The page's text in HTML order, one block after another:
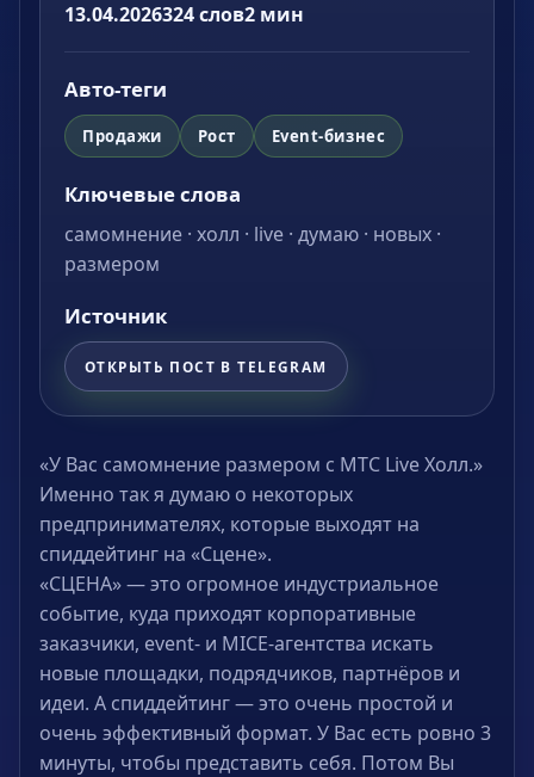
13.04.2026324слов2 мин
Авто-теги
Продажи Рост Event-бизнес
Ключевые слова
самомнение · холл · live · думаю · новых ·
размером
Источник
ОТКРЫТЬ ПОСТ В TELEGRAM
«У Вас самомнение размером с МТС Live Холл.»
Именно так я думаю о некоторых
предпринимателях, которые выходят на
спиддейтинг на «Сцене».
«СЦЕНА» — это огромное индустриальное
событие, куда приходят корпоративные
заказчики, event- и MICE-агентства искать
новые площадки, подрядчиков, партнёров и
идеи. А спиддейтинг — это очень простой и
очень эффективный формат. У Вас есть ровно 3
минуты, чтобы представить себя. Потом Вы